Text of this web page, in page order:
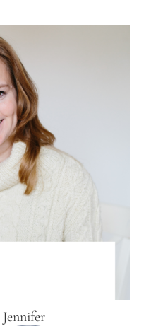
Jennifer